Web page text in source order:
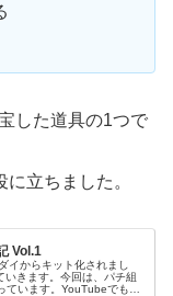
した道具の1つで
立ちました。
Vol.1
イからキット化されまし
きます。今回は、パチ組
います。YouTubeでも制